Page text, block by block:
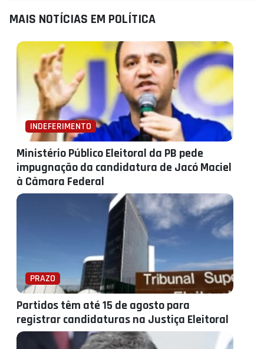
MAIS NOTÍCIAS EM POLÍTICA
INDEFERIMENTO
Ministério Público Eleitoral da PB pede
impugnação da candidatura de Jacó Maciel
à Câmara Federal
PRAZO
Partidos têm até 15 de agosto para
registrar candidaturas na Justiça Eleitoral